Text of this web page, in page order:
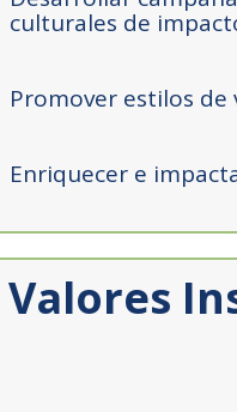
culturales de
Promover estilos de
Enriquecer e
Valores